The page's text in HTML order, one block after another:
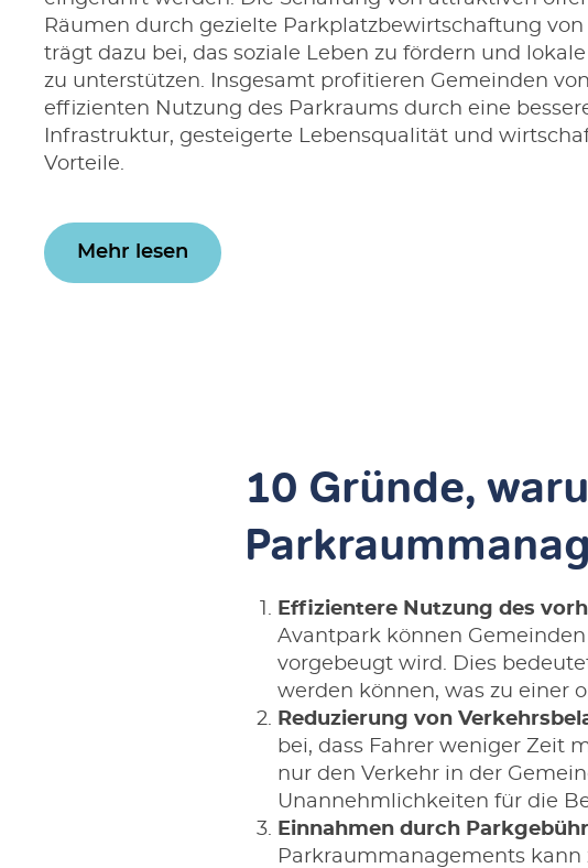
Räumen durch gezielte Parkplatzbewirtschaftung
trägt dazu bei, das soziale Leben zu fördern und
zu unterstützen. Insgesamt profitieren Gemeinden
effizienten Nutzung des Parkraums durch eine
Infrastruktur, gesteigerte Lebensqualität und
Vorteile.
Mehr lesen
10 Gründe,
Effizientere Nutzung des
Avantpark können
vorgebeugt wird. Dies
werden können, was zu einer
Reduzierung von
bei, dass Fahrer weniger Zeit
nur den Verkehr in der
Unannehmlichkeiten für die
Einnahmen durch
Parkraummanagements kann